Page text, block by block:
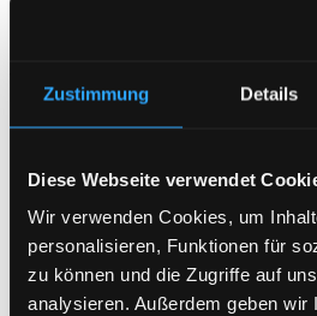
Zustimmung Details
Diese Webseite verwendet
Wir verwenden Cookies, um
personalisieren, Funktionen für
zu können und die Zugriffe auf
analysieren. Außerdem geben wir
Sinn für Codequalität und
Von Vorteil:
Erfahrung mit Git
Codex & Co.
lernst du es.
Erste Erfahrung im
Benefits